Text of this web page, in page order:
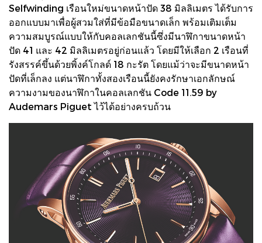
Selfwinding เรือนใหม่ขนาดหน้าปัด 38 มิลลิเมตร ได้รับการ
ออกแบบมาเพื่อผู้สวมใส่ที่มีข้อมือขนาดเล็ก พร้อมเติมเต็ม
ความสมบูรณ์แบบให้กับคอลเลกชันนี้ซึ่งมีนาฬิกาขนาดหน้า
ปัด 41 และ 42 มิลลิเมตรอยู่ก่อนแล้ว โดยมีให้เลือก 2 เรือนที่
รังสรรค์ขึ้นด้วยพิ้งค์โกลด์ 18 กะรัต โดยแม้ว่าจะมีขนาดหน้า
ปัดที่เล็กลง แต่นาฬิกาทั้งสองเรือนนี้ยังคงรักษาเอกลักษณ์
ความงามของนาฬิกาในคอลเลกชัน Code 11.59 by
Audemars Piguet ไว้ได้อย่างครบถ้วน